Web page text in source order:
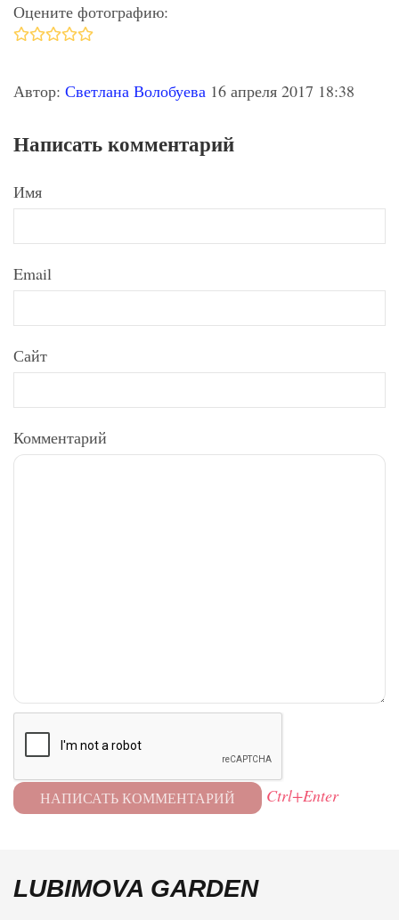
Оцените фотографию:
Автор: Светлана Волобуева 16 апреля 2017 18:38
Написать комментарий
Имя
Email
Сайт
Комментарий
Ctrl+Enter
LUBIMOVA GARDEN